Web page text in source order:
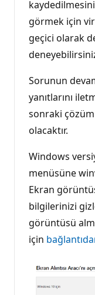
görmek için
geçici olarak
Sorunun
yanıtlarını
sonraki çözüm
olacaktır.
Windows
menüsüne
Ekran
bilgilerinizi
görüntüsü
için